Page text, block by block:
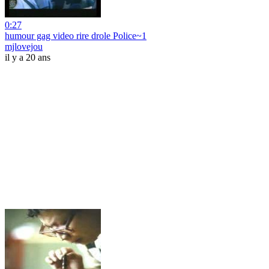
0:27
humour gag video rire drole Police~1
mjlovejou
il y a 20 ans